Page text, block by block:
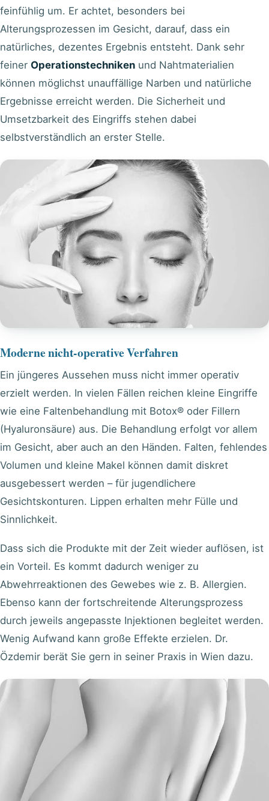
feinfühlig um. Er achtet, besonders bei
Alterungsprozessen im Gesicht, darauf, dass ein
natürliches, dezentes Ergebnis entsteht. Dank sehr
feiner Operationstechniken und Nahtmaterialien
können möglichst unauffällige Narben und natürliche
Ergebnisse erreicht werden. Die Sicherheit und
Umsetzbarkeit des Eingriffs stehen dabei
selbstverständlich an erster Stelle.
Moderne nicht-operative Verfahren
Ein jüngeres Aussehen muss nicht immer operativ
erzielt werden. In vielen Fällen reichen kleine Eingriffe
wie eine Faltenbehandlung mit Botox® oder Fillern
(Hyaluronsäure) aus. Die Behandlung erfolgt vor allem
im Gesicht, aber auch an den Händen. Falten, fehlendes
Volumen und kleine Makel können damit diskret
ausgebessert werden – für jugendlichere
Gesichtskonturen. Lippen erhalten mehr Fülle und
Sinnlichkeit.
Dass sich die Produkte mit der Zeit wieder auflösen, ist
ein Vorteil. Es kommt dadurch weniger zu
Abwehrreaktionen des Gewebes wie z. B. Allergien.
Ebenso kann der fortschreitende Alterungsprozess
durch jeweils angepasste Injektionen begleitet werden.
Wenig Aufwand kann große Effekte erzielen. Dr.
Özdemir berät Sie gern in seiner Praxis in Wien dazu.